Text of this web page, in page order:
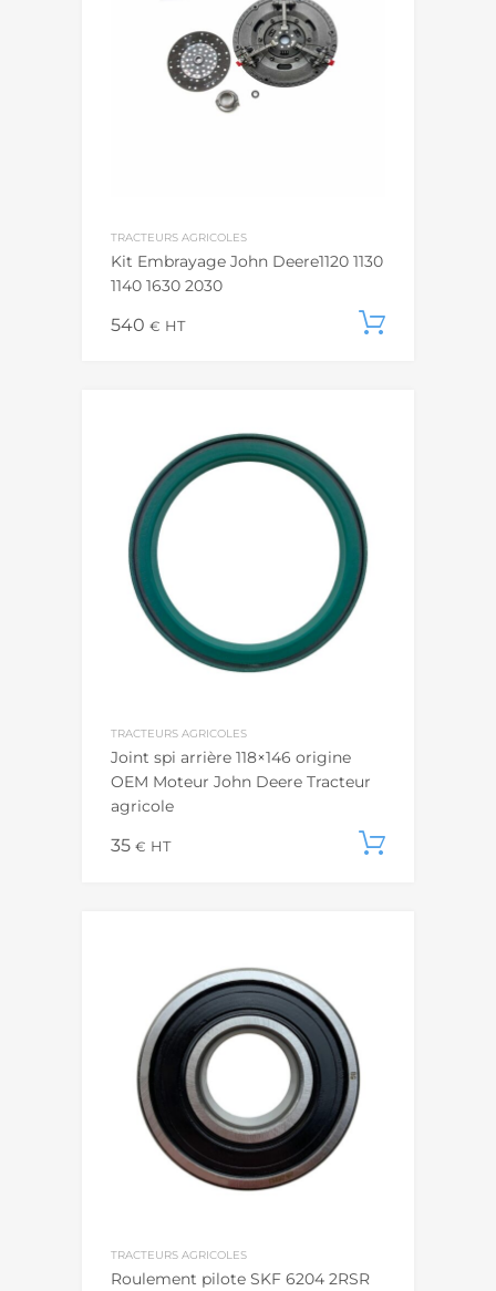
TRACTEURS AGRICOLES
Kit Embrayage John Deere1120 1130
1140 1630 2030
540 € HT
TRACTEURS AGRICOLES
Joint spi arrière 118×146 origine
OEM Moteur John Deere Tracteur
agricole
35 € HT
TRACTEURS AGRICOLES
Roulement pilote SKF 6204 2RSR